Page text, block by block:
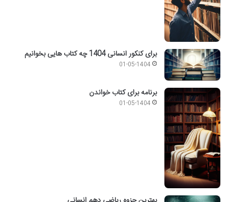
برای کنکور انسانی 1404 چه کتاب هایی بخوانیم
01-05-1404
برنامه برای کتاب خواندن
01-05-1404